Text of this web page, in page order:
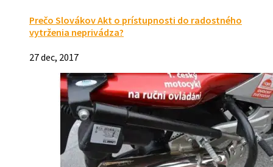
Prečo Slovákov Akt o prístupnosti do radostného
vytrženia neprivádza?
27 dec, 2017